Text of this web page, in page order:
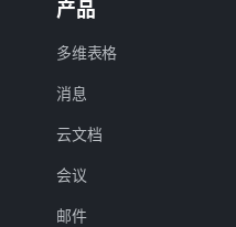
产品
多维表格
消息
云文档
会议
邮件